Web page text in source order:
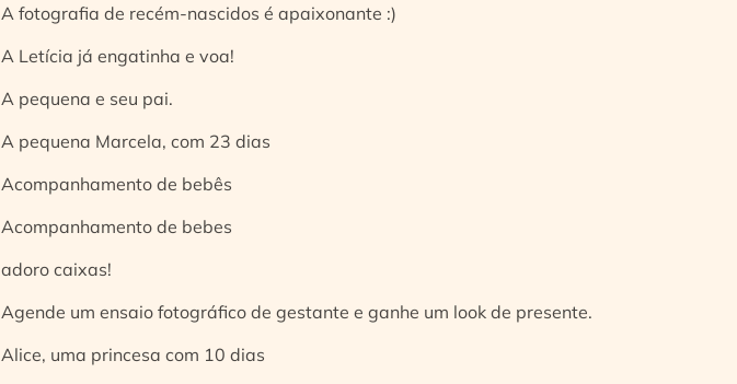
A fotografia de recém-nascidos é apaixonante :)
A Letícia já engatinha e voa!
A pequena e seu pai.
A pequena Marcela, com 23 dias
Acompanhamento de bebês
Acompanhamento de bebes
adoro caixas!
Agende um ensaio fotográfico de gestante e ganhe um look de presente.
Alice, uma princesa com 10 dias